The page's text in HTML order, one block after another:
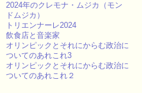
2024年のクレモナ・ムジカ（モン
ドムジカ）
トリエンナーレ2024
飲食店と音楽家
オリンピックとそれにからむ政治に
ついてのあれこれ3
オリンピックとそれにからむ政治に
ついてのあれこれ２